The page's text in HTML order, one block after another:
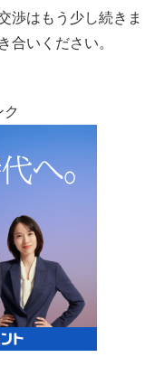
渉はもう少し続きま
合いください。